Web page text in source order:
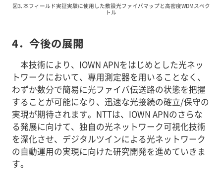
図3. 本フィールド実証実験に使用した敷設光ファイバマップと高密度WDMスペク
トル
4．今後の展開
本技術により、IOWN APNをはじめとした光ネッ
トワークにおいて、専用測定器を用いることなく、
わずか数分で簡易に光ファイバ伝送路の状態を把握
することが可能になり、迅速な光接続の確立/保守の
実現が期待されます。NTTは、IOWN APNのさらな
る発展に向けて、独自の光ネットワーク可視化技術
を深化させ、デジタルツインによる光ネットワーク
の自動運用の実現に向けた研究開発を進めていきま
す。